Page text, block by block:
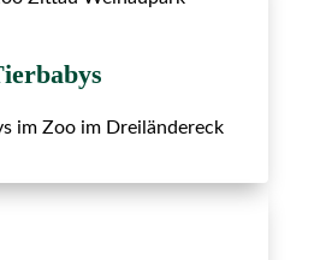
im Zoo im Dreiländereck